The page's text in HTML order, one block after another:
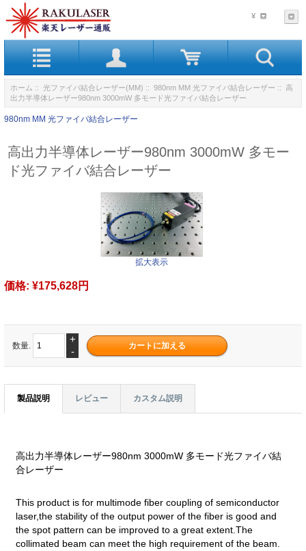
¥
ホーム :: 光ファイバ結合レーザー(MM) :: 980nm MM 光ファイバ結合レーザー :: 高
出力半導体レーザー980nm 3000mW 多モード光ファイバ結合レーザー
980nm MM 光ファイバ結合レーザー
高出力半導体レーザー980nm 3000mW 多モー
ド光ファイバ結合レーザー
拡大表示
価格: ¥175,628円
数量.
+
-
製品説明 レビュー カスタム説明
高出力半導体レーザー980nm 3000mW 多モード光ファイバ結
合レーザー
This product is for multimode fiber coupling of semiconductor
laser,the stability of the output power of the fiber is good and
the spot pattern can be improved to a great extent.The
collimated beam can meet the high requirement of the beam.